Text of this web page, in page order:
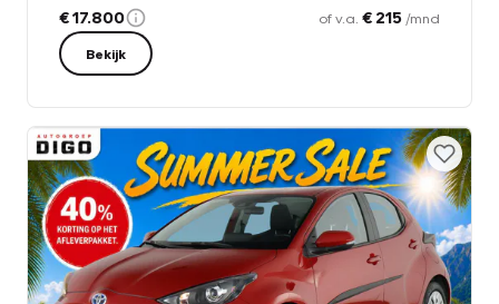
€ 17.800 of v.a. € 215 /mnd
Bekijk